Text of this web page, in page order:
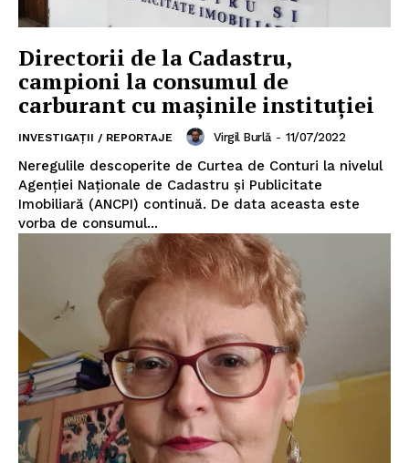
Directorii de la Cadastru,
campioni la consumul de
carburant cu mașinile instituției
INVESTIGAȚII / REPORTAJE Virgil Burlă - 11/07/2022
Neregulile descoperite de Curtea de Conturi la nivelul
Agenției Naționale de Cadastru și Publicitate
Imobiliară (ANCPI) continuă. De data aceasta este
vorba de consumul...